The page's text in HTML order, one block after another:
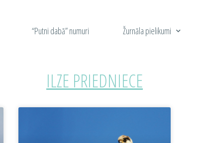
“Putni dabā” numuri Žurnāla pielikumi
ILZE PRIEDNIECE